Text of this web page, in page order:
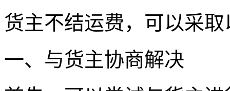
货主不结运费，可以采
一、与货主协商解决